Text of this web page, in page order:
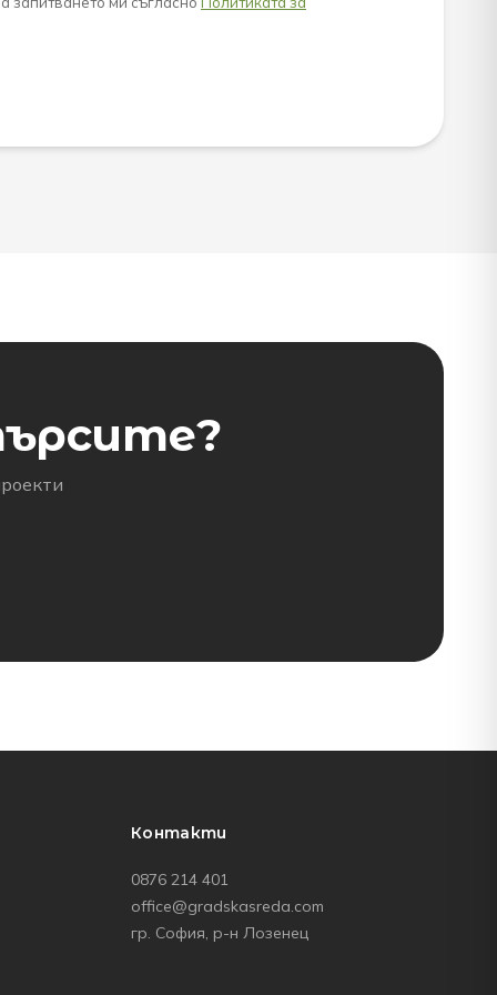
Контакти
0876 214 401
office@gradskasreda.com
гр. София, р-н Лозенец